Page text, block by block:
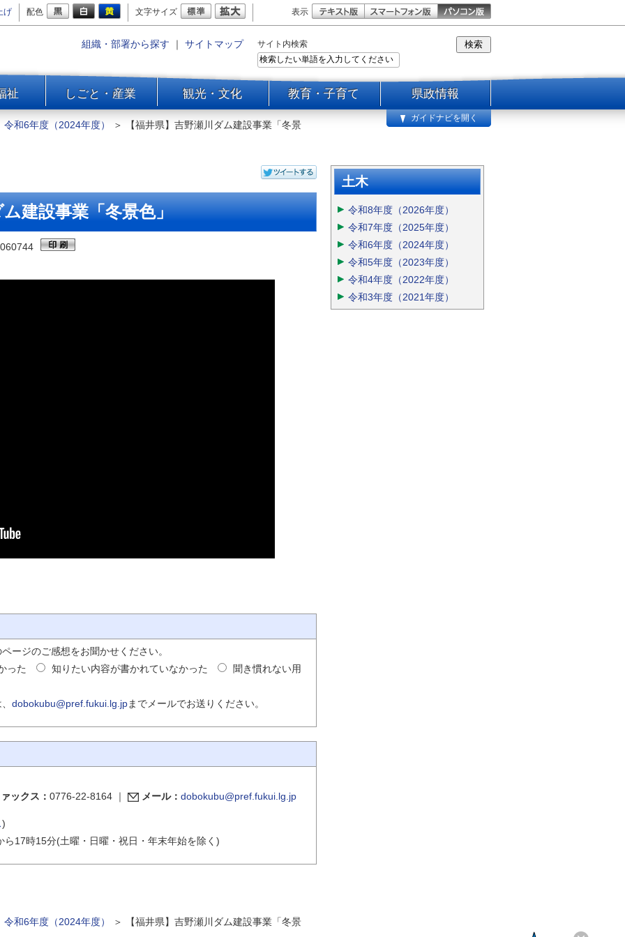
げ 配色 文字サイズ 表示
組織・部署から探す ｜ サイトマップ サイト内検索
祉 しごと・産業 観光・文化 教育・子育て 県政情報
令和6年度（2024年度） ＞ 【福井県】吉野瀬川ダム建設事業「冬景
ガイドナビを開く
建設事業「冬景色」
060744
ージのご感想をお聞かせください。
った
知りたい内容が書かれていなかった 聞き慣れない用
dobokubu@pref.fukui.lg.jpまでメールでお送りください。
ックス： 0776-22-8164 ｜ メール： dobokubu@pref.fukui.lg.jp
)
17時15分(土曜・日曜・祝日・年末年始を除く)
土木
令和8年度（2026年度）
令和7年度（2025年度）
令和6年度（2024年度）
令和5年度（2023年度）
令和4年度（2022年度）
令和3年度（2021年度）
令和6年度（2024年度） ＞ 【福井県】吉野瀬川ダム建設事業「冬景